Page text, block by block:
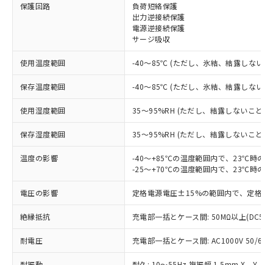
保護回路
負荷短絡保護
出力逆接続保護
電源逆接続保護
サージ吸収
使用温度範囲 -40～85℃ (ただし、氷結、結露しないこ
保存温度範囲 -40～85℃ (ただし、氷結、結露しないこ
使用湿度範囲 35～95%RH (ただし、結露しないこと)
保存湿度範囲 35～95%RH (ただし、結露しないこと)
温度の影響
-40～+85℃の温度範囲内で、23℃時の
-25～+70℃の温度範囲内で、23℃時の
電圧の影響 定格電源電圧±15%の範囲内で、定格
絶縁抵抗 充電部一括とケース間: 50MΩ以上
耐電圧 充電部一括とケース間: AC1000V 50/
ご利用条件
以下の条件をお読みいただき、同意のうえ
ご利用ください。
本サービスは、当社制御機器事業取扱
商品の当社在庫状況および標準価格
(税抜)を提供させていただくもので
当社制御機器事業取扱商品の中には、
本サービスの対象外となる商品もある
ことをご了承ください。
在庫状況および標準価格照会結果は、
記載している更新日時点での社内デー
※1 対応状況
対応済み：EU RoHS指令（10物質）の
非含有に対応した製品が提供可能な商品で
す。
対応予定：EU RoHS指令（10物質）の非含
有に対応した製品に切り替える予定のある
対応予定なし：EU RoHS指令（10物質）の
非含有に非対応の商品で、対応品を出す予
定はありません。
調査・確認中：EU RoHS指令（10物質）の
非含有の対応状況を調査中または確認中の
非該当品：ライセンス料など無形物で、有
仕入先様の事情により、非含有部品として
いたものが、含有品と判明した場合などや
むを得ず変更することがあります。
※1 中国RoHS○×表
「○」：最大均質材料含有率が中国RoHSの
基準値以下であることを示します。
「×」：最大均質材料含有率が中国RoHSの
「－」：未確認です。当社販売部門へお問
い合わせください。
当社は、これら貴社製品のうち、外国
為替および外国貿易法に定める商品
（以下｢規制貨物等」という）を輸出